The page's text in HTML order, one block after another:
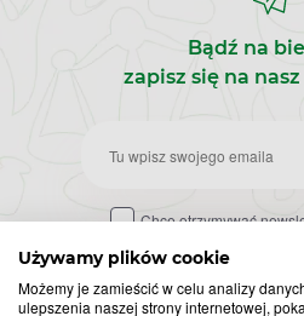
Używamy plików cookie
Możemy je zamieścić w celu analizy
ulepszenia naszej strony internetowej,
Bądź na
zapisz się na
Zapisz
do
newslettera
Chcę otrzymywać